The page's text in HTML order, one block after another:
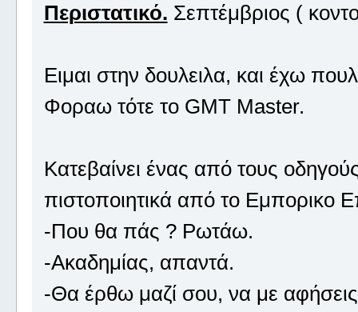
Περιστατικό. Σεπτέμβριος (
Ειμαι στην δουλειλα, και έχω
Φοραω τότε το GMT Master.
Κατεβαίνει ένας από τους
πιστοποιητικά από το Εμπορικο
-Που θα πάς ? Ρωτάω.
-Ακαδημίας, απαντά.
-Θα έρθω μαζί σου, να με